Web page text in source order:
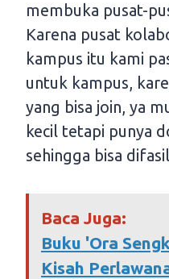
membuka pusat-
Karena pusat
kampus itu kami
untuk kampus,
yang bisa join, ya
kecil tetapi punya
sehingga bisa
Baca Juga:
Buku 'Ora
Kisah